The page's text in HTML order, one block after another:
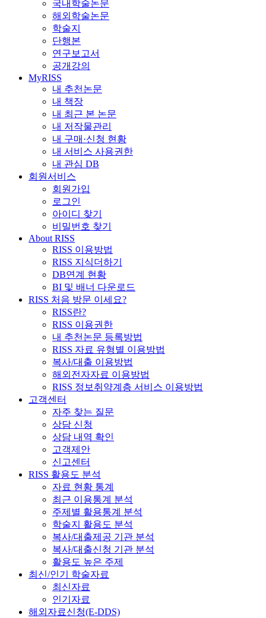
국내학술논문
해외학술논문
학술지
단행본
연구보고서
공개강의
MyRISS
내 추천논문
내 책장
내 최근 본 논문
내 저작물관리
내 구매·신청 현황
내 서비스 사용권한
내 관심 DB
회원서비스
회원가입
로그인
아이디 찾기
비밀번호 찾기
About RISS
RISS 이용방법
RISS 지식더하기
DB연계 현황
BI 및 배너 다운로드
RISS 처음 방문 이세요?
RISS란?
RISS 이용권한
내 추천논문 등록방법
RISS 자료 유형별 이용방법
복사/대출 이용방법
해외전자자료 이용방법
RISS 정보취약계층 서비스 이용방법
고객센터
자주 찾는 질문
상담 신청
상담 내역 확인
고객제안
신고센터
RISS 활용도 분석
자료 현황 통계
최근 이용통계 분석
주제별 활용통계 분석
학술지 활용도 분석
복사/대출제공 기관 분석
복사/대출신청 기관 분석
활용도 높은 주제
최신/인기 학술자료
최신자료
인기자료
해외자료신청(E-DDS)